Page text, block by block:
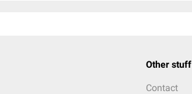
Other stuff
Contact